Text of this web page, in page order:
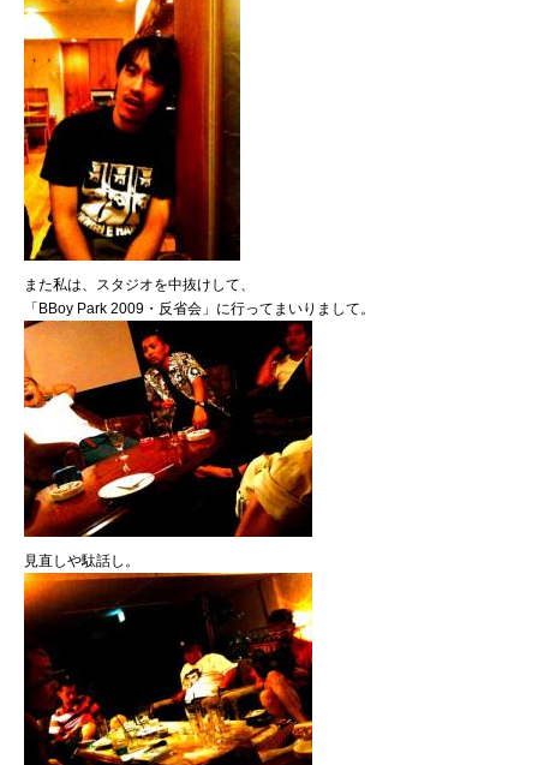
また私は、スタジオを中抜けして、
「BBoy Park 2009・反省会」に行ってまいりまして。
見直しや駄話し。